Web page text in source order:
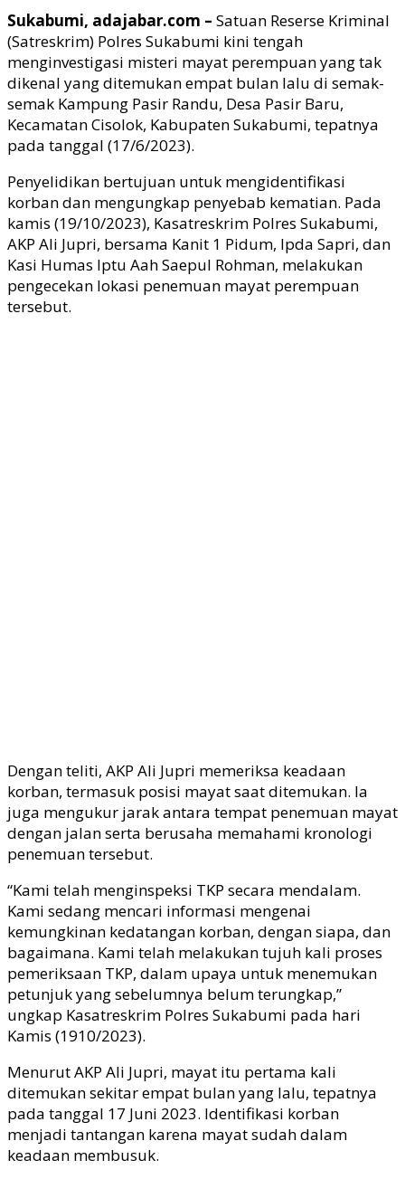
Sukabumi, adajabar.com – Satuan Reserse Kriminal
(Satreskrim) Polres Sukabumi kini tengah
menginvestigasi misteri mayat perempuan yang tak
dikenal yang ditemukan empat bulan lalu di semak-
semak Kampung Pasir Randu, Desa Pasir Baru,
Kecamatan Cisolok, Kabupaten Sukabumi, tepatnya
pada tanggal (17/6/2023).
Penyelidikan bertujuan untuk mengidentifikasi
korban dan mengungkap penyebab kematian. Pada
kamis (19/10/2023), Kasatreskrim Polres Sukabumi,
AKP Ali Jupri, bersama Kanit 1 Pidum, Ipda Sapri, dan
Kasi Humas Iptu Aah Saepul Rohman, melakukan
pengecekan lokasi penemuan mayat perempuan
tersebut.
Dengan teliti, AKP Ali Jupri memeriksa keadaan
korban, termasuk posisi mayat saat ditemukan. Ia
juga mengukur jarak antara tempat penemuan mayat
dengan jalan serta berusaha memahami kronologi
penemuan tersebut.
“Kami telah menginspeksi TKP secara mendalam.
Kami sedang mencari informasi mengenai
kemungkinan kedatangan korban, dengan siapa, dan
bagaimana. Kami telah melakukan tujuh kali proses
pemeriksaan TKP, dalam upaya untuk menemukan
petunjuk yang sebelumnya belum terungkap,”
ungkap Kasatreskrim Polres Sukabumi pada hari
Kamis (1910/2023).
Menurut AKP Ali Jupri, mayat itu pertama kali
ditemukan sekitar empat bulan yang lalu, tepatnya
pada tanggal 17 Juni 2023. Identifikasi korban
menjadi tantangan karena mayat sudah dalam
keadaan membusuk.